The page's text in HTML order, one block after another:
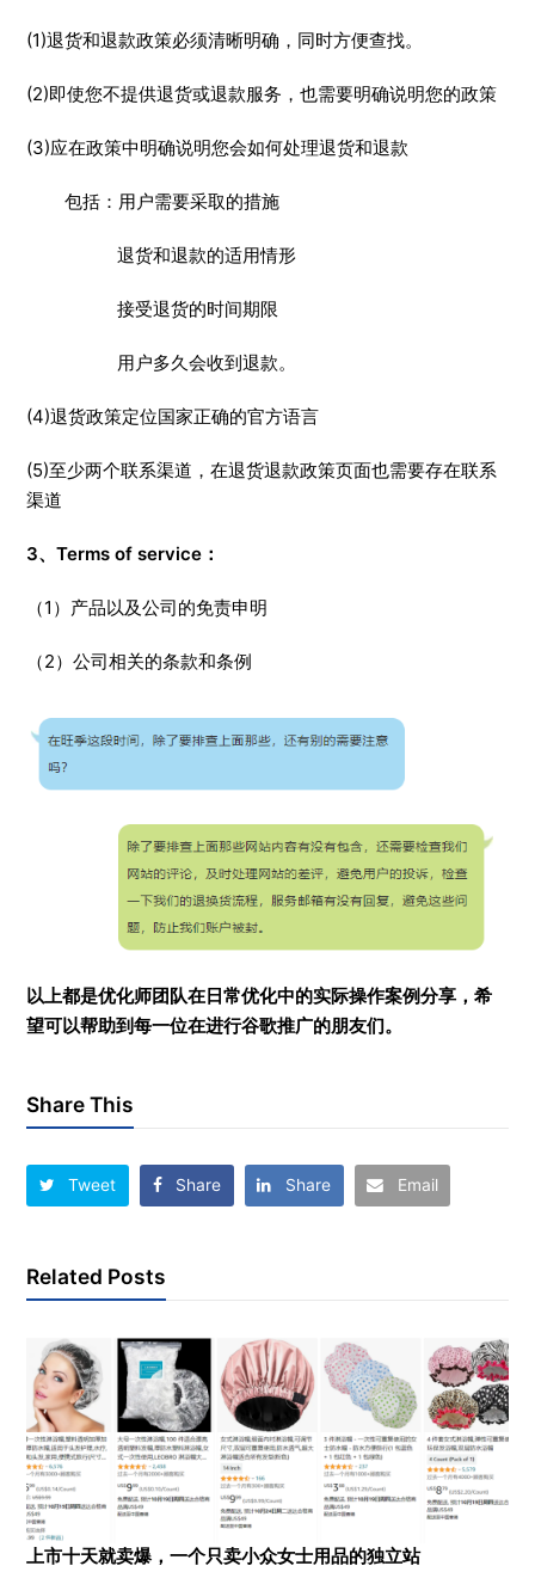
(1)退货和退款政策必须清晰明确，同时方便查找。
(2)即使您不提供退货或退款服务，也需要明确说明您的政策
(3)应在政策中明确说明您会如何处理退货和退款
包括：用户需要采取的措施
退货和退款的适用情形
接受退货的时间期限
用户多久会收到退款。
(4)退货政策定位国家正确的官方语言
(5)至少两个联系渠道，在退货退款政策页面也需要存在联系
渠道
3、Terms of service：
（1）产品以及公司的免责申明
（2）公司相关的条款和条例
以上都是优化师团队在日常优化中的实际操作案例分享，希
望可以帮助到每一位在进行谷歌推广的朋友们。
Share This
Tweet Share Share Email
Related Posts
上市十天就卖爆，一个只卖小众女士用品的独立站